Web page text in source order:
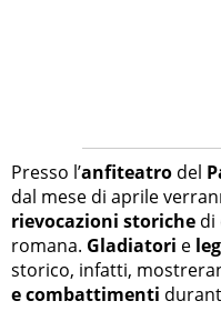
Presso l’anfiteatro del
dal mese di aprile
rievocazioni storiche di
romana. Gladiatori e
storico, infatti,
e combattimenti